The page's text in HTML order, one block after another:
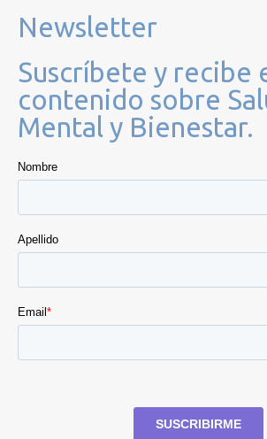
Newsletter
Suscríbete y recibe
contenido sobre
Mental y Bienestar.